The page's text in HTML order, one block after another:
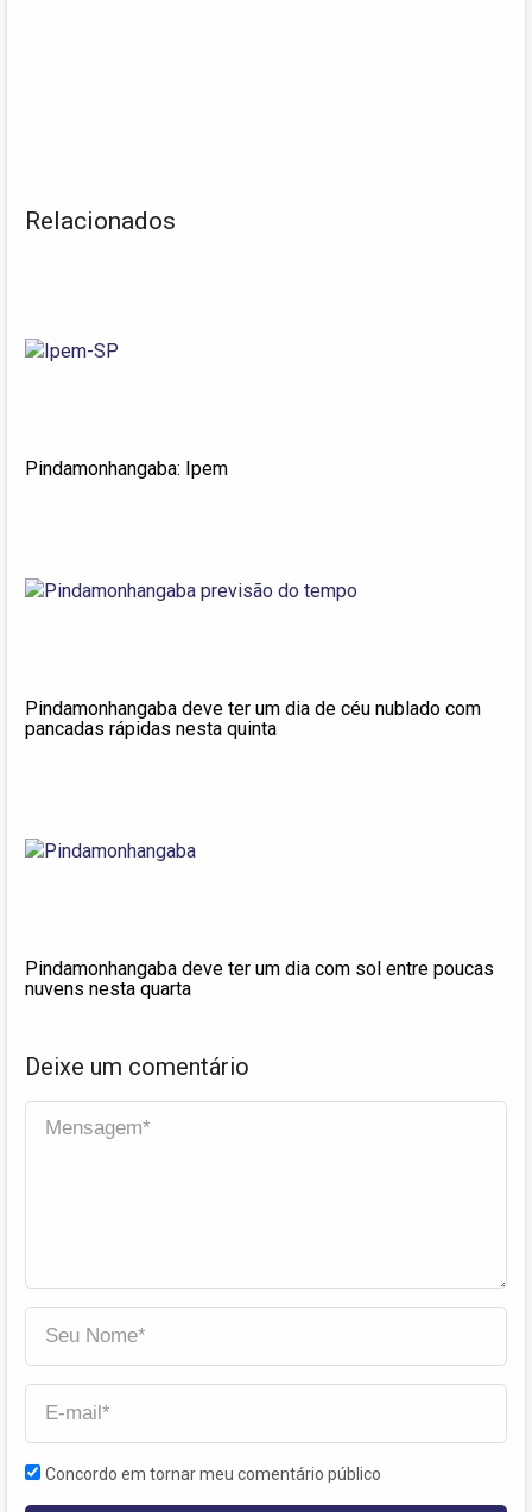
Relacionados
Pindamonhangaba: Ipem
Pindamonhangaba deve ter um dia de céu nublado com
pancadas rápidas nesta quinta
Pindamonhangaba deve ter um dia com sol entre poucas
nuvens nesta quarta
Deixe um comentário
Concordo em tornar meu comentário público